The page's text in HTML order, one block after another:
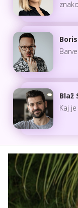
Blaž
Kaj